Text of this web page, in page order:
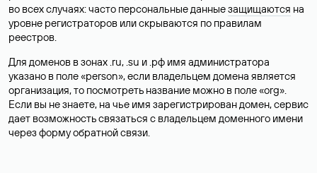
во всех случаях: часто персональные данныезащищаются на
уровне регистраторов или скрываются по правилам
реестров.
Для доменов в зонах .ru, .su и .рф имя администратора
указано в поле «person», если владельцем домена является
организация, то посмотреть название можно в поле «org».
Если вы не знаете, на чье имя зарегистрирован домен, сервис
дает возможность связаться с владельцем доменного имени
через форму обратной связи.